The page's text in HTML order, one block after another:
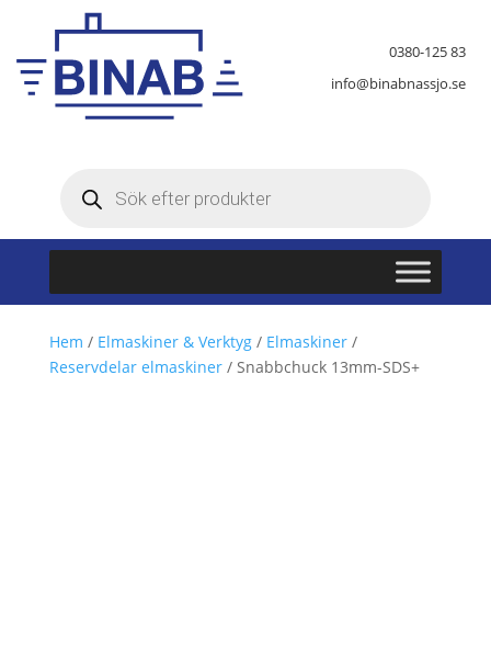
0380-125 83
info@binabnassjo.se
Hem / Elmaskiner & Verktyg/ Elmaskiner/
Reservdelar elmaskiner/ Snabbchuck 13mm-SDS+